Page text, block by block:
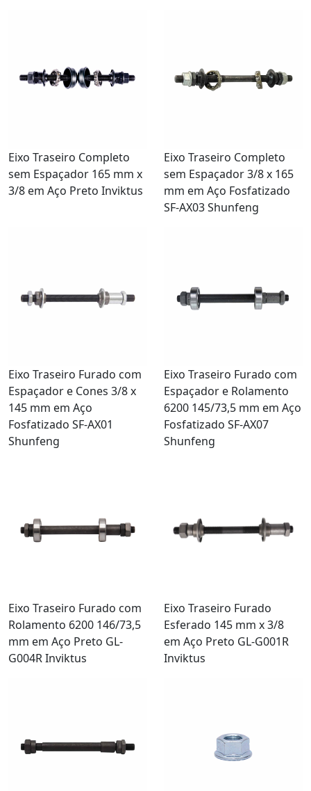
Eixo Traseiro Completo
sem Espaçador 165 mm x
3/8 em Aço Preto Inviktus
Eixo Traseiro Completo
sem Espaçador 3/8 x 165
mm em Aço Fosfatizado
SF-AX03 Shunfeng
Eixo Traseiro Furado com
Espaçador e Cones 3/8 x
145 mm em Aço
Fosfatizado SF-AX01
Shunfeng
Eixo Traseiro Furado com
Espaçador e Rolamento
6200 145/73,5 mm em Aço
Fosfatizado SF-AX07
Shunfeng
Eixo Traseiro Furado com
Rolamento 6200 146/73,5
mm em Aço Preto GL-
G004R Inviktus
Eixo Traseiro Furado
Esferado 145 mm x 3/8
em Aço Preto GL-G001R
Inviktus